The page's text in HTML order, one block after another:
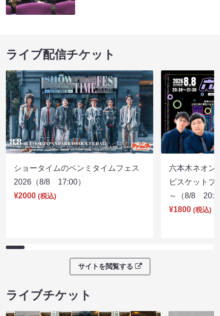
ライブ配信チケット
ショータイムのペンミタイムフェス
2026（8/8 17:00）
¥2000 (税込)
六本木ネオン
ビスケットブ
～（8/8
¥1800 (税込)
サイトを閲覧する
ライブチケット